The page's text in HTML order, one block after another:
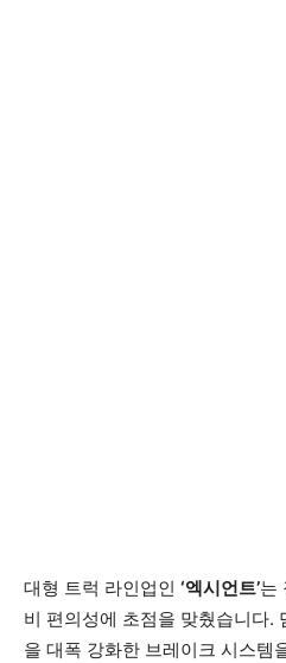
대형 트럭 라인업인 ‘엑시언트’는
비 편의성에 초점을 맞췄습니다.
을 대폭 강화한 브레이크 시스템